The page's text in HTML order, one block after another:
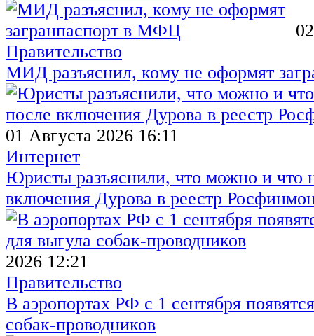
Правительство
МИД разъяснил, кому не оформят
01 Августа 2026 16:11
Интернет
Юристы разъяснили, что можно и что
включения Дурова в реестр
2026 12:21
Правительство
В аэропортах РФ с 1 сентября
собак-проводников